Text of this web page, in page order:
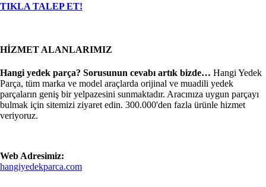
TIKLA TALEP ET!
HİZMET ALANLARIMIZ
Hangi yedek parça? Sorusunun cevabı artık bizde… Hangi Yedek
Parça, tüm marka ve model araçlarda orijinal ve muadili yedek
parçaların geniş bir yelpazesini sunmaktadır. Aracınıza uygun parçayı
bulmak için sitemizi ziyaret edin. 300.000'den fazla ürünle hizmet
veriyoruz.
Web Adresimiz:
hangiyedekparca.com